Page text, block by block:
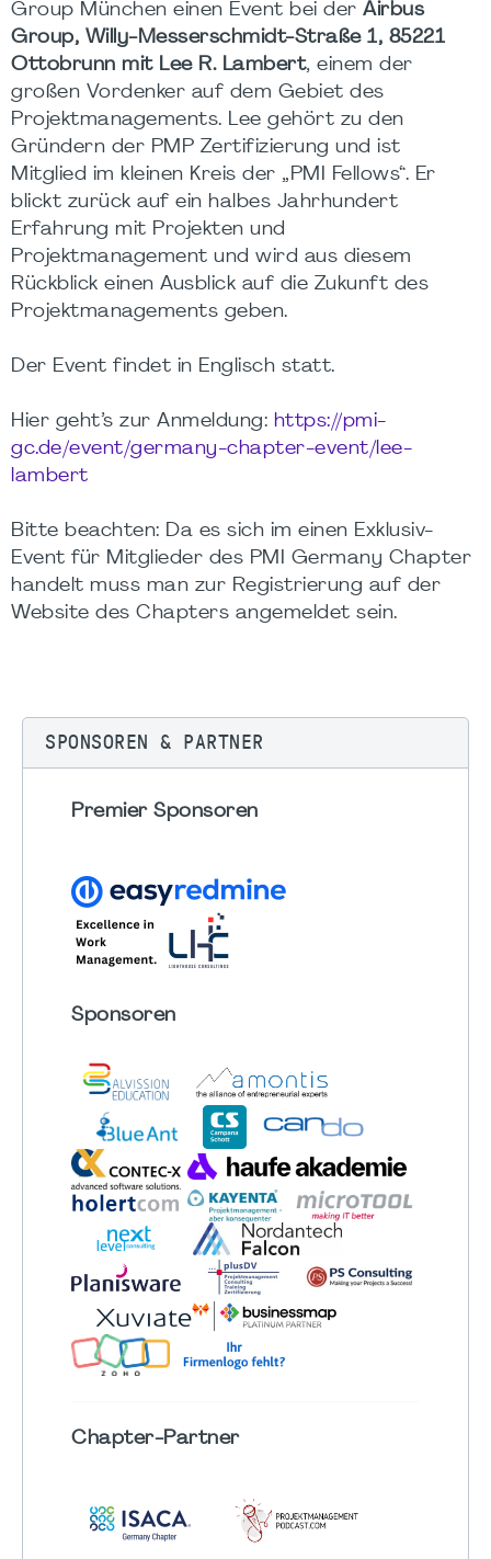
Group München einen Event bei der Airbus
Group, Willy-Messerschmidt-Straße 1, 85221
Ottobrunn mit Lee R. Lambert, einem der
großen Vordenker auf dem Gebiet des
Projektmanagements. Lee gehört zu den
Gründern der PMP Zertifizierung und ist
Mitglied im kleinen Kreis der „PMI Fellows“. Er
blickt zurück auf ein halbes Jahrhundert
Erfahrung mit Projekten und
Projektmanagement und wird aus diesem
Rückblick einen Ausblick auf die Zukunft des
Projektmanagements geben.
Der Event findet in Englisch statt.
Hier geht’s zur Anmeldung: https://pmi-
gc.de/event/germany-chapter-event/lee-
lambert
Bitte beachten: Da es sich im einen Exklusiv-
Event für Mitglieder des PMI Germany Chapter
handelt muss man zur Registrierung auf der
Website des Chapters angemeldet sein.
SPONSOREN & PARTNER
Premier Sponsoren
Sponsoren
Chapter-Partner